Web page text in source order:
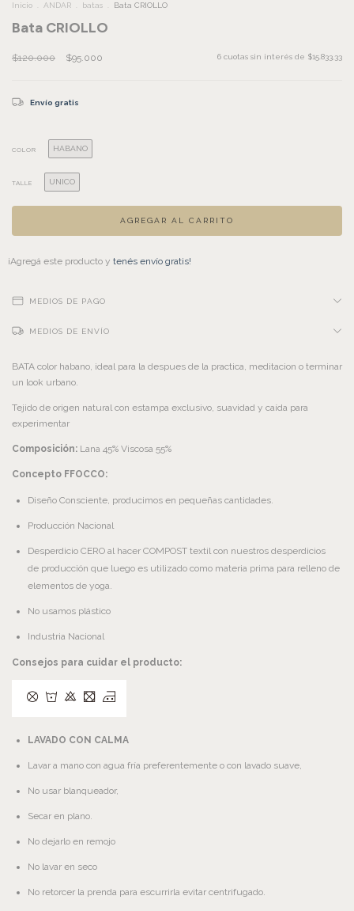
Inicio ANDAR batas Bata CRIOLLO
Bata CRIOLLO
$120.000 $95.000 6 cuotas sin interés de $15.833,33
Envío gratis
COLOR HABANO
TALLE UNICO
¡Agregá este producto y tenés envío gratis!
MEDIOS DE PAGO
MEDIOS DE ENVÍO
BATA color habano, ideal para la despues de la practica, meditacion o terminar
un look urbano.
Tejido de origen natural con estampa exclusivo, suavidad y caída para
experimentar
Composición: Lana 45% Viscosa 55%
Concepto FFOCCO:
Diseño Consciente, producimos en pequeñas cantidades.
Producción Nacional
Desperdicio CERO al hacer COMPOST textil con nuestros desperdicios
de producción que luego es utilizado como materia prima para relleno de
elementos de yoga.
No usamos plástico
Industria Nacional
Consejos para cuidar el producto:
LAVADO CON CALMA
Lavar a mano con agua fría preferentemente o con lavado suave,
No usar blanqueador,
Secar en plano.
No dejarlo en remojo
No lavar en seco
No retorcer la prenda para escurrirla evitar centrifugado.